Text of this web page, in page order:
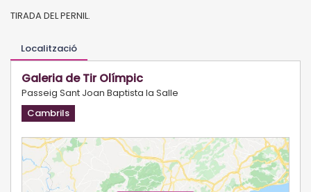
TIRADA DEL PERNIL.
Localització
Galeria de Tir Olímpic
Passeig Sant Joan Baptista la Salle
Cambrils